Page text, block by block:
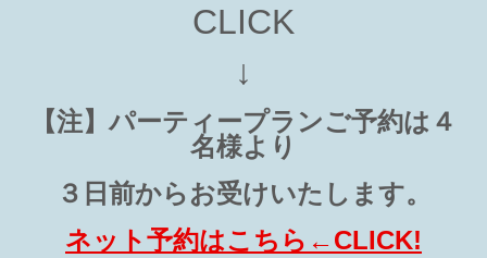
CLICK
↓
【注】パーティープランご予約は４
名様より
３日前からお受けいたします。
ネット予約はこちら←CLICK!